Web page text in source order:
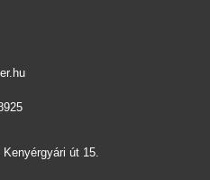
út 15.